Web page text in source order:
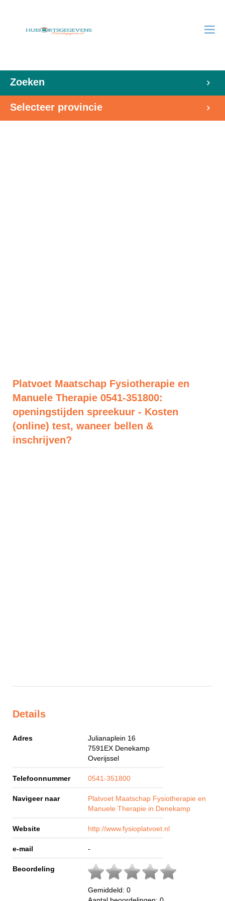
Zoeken
Selecteer provincie
Platvoet Maatschap Fysiotherapie en
Manuele Therapie 0541-351800:
openingstijden spreekuur - Kosten
(online) test, waneer bellen &
inschrijven?
Details
Adres
Julianaplein 16
7591EX Denekamp
Overijssel
Telefoonnummer 0541-351800
Navigeer naar
Platvoet Maatschap Fysiotherapie en
Manuele Therapie in Denekamp
Website http://www.fysioplatvoet.nl
e-mail -
Beoordeling
Gemiddeld: 0